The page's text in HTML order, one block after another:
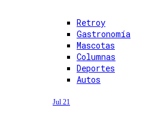
Retroy
Gastronomía
Mascotas
Columnas
Deportes
Autos
Jul 21